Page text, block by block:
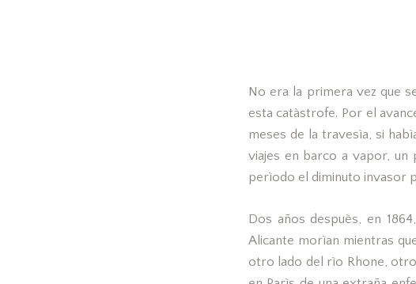
No era la primera vez que
esta catàstrofe. Por el
meses de la travesìa, si
viajes en barco a vapor, un
perìodo el diminuto invasor
Dos años despuès, en
Alicante morìan mientras
otro lado del rìo Rhone,